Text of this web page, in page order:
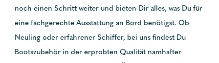
noch einen Schritt weiter und bieten Dir alles, was Du für
eine fachgerechte Ausstattung an Bord benötigst. Ob
Neuling oder erfahrener Schiffer, bei uns findest Du
Bootszubehör in der erprobten Qualität namhafter